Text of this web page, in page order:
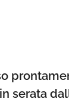
serata